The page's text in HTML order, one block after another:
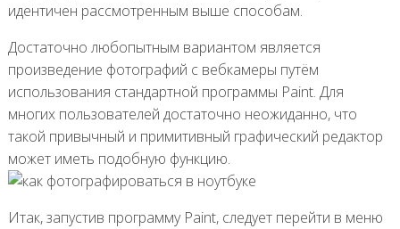
идентичен рассмотренным выше способам.
Достаточно любопытным вариантом является
произведение фотографий с вебкамеры путём
использования стандартной программы Paint. Для
многих пользователей достаточно неожиданно, что
такой привычный и примитивный графический редактор
может иметь подобную функцию.
Итак, запустив программу Paint, следует перейти в меню